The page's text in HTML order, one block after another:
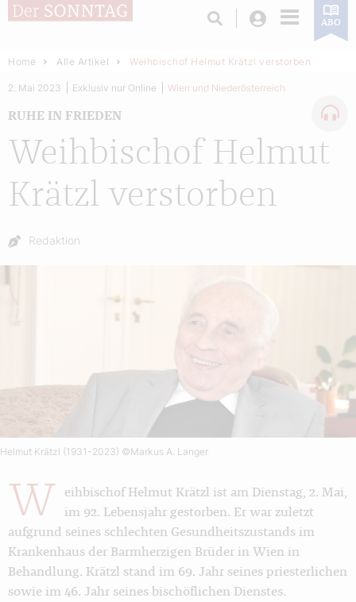
Login ABO
Home Alle Artikel Weihbischof Helmut Krätzl verstorben
Weihbischof Helmut
Krätzl verstorben
RUHE IN FRIEDEN
2. Mai 2023 Exklusiv nur Online Wien und Niederösterreich
Autor:
Redaktion
Helmut Krätzl (1931-2023) ©Markus A. Langer
W
eihbischof Helmut Krätzl ist am Dienstag, 2. Mai,
im 92. Lebensjahr gestorben. Er war zuletzt
aufgrund seines schlechten Gesundheitszustands im
Krankenhaus der Barmherzigen Brüder in Wien in
Behandlung. Krätzl stand im 69. Jahr seines priesterlichen
sowie im 46. Jahr seines bischöflichen Dienstes.